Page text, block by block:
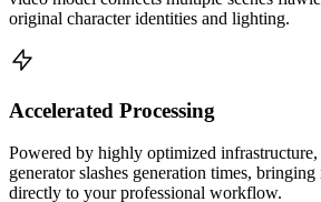
original character identities and lighting.
Accelerated Processing
Powered by highly optimized
generator slashes generation times,
directly to your professional workflow.